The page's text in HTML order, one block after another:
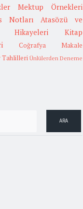
Mektup Örnekleri
Notları
Atasözü ve
Hikayeleri
Kitap
Coğrafya
Makale
TahlilleriÜnlülerden Deneme